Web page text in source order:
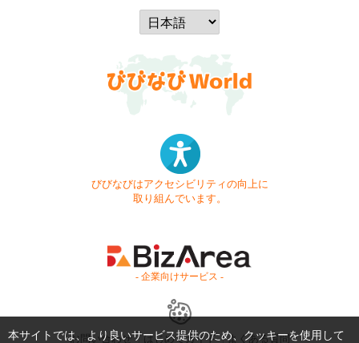
びびなびはアクセシビリティの向上に
取り組んでいます。
- 企業向けサービス -
お問い合わせ はじめてガイド よくある質問
本サイトでは、より良いサービス提供のため、クッキーを使用して